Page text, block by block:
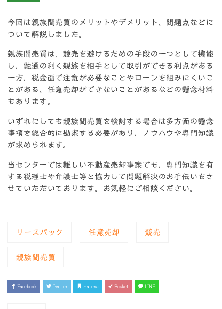
今回は親族間売買のメリットやデメリット、問題点などに
ついて解説しました。
親族間売買は、競売を避けるための手段の一つとして機能
し、融通の利く親族を相手として取引ができる利点がある
一方、税金面で注意が必要なことやローンを組みにくいこ
とがある、任意売却ができないことがあるなどの懸念材料
もあります。
いずれにしても親族間売買を検討する場合は多方面の懸念
事項を総合的に勘案する必要があり、ノウハウや専門知識
が求められます。
当センターでは難しい不動産売却事案でも、専門知識を有
する税理士や弁護士等と協力して問題解決のお手伝いをさ
せていただいております。お気軽にご相談ください。
リースバック 任意売却 競売
親族間売買
Facebook Twitter Hatena Pocket LINE